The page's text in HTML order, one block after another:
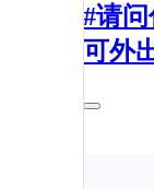
#请
可外